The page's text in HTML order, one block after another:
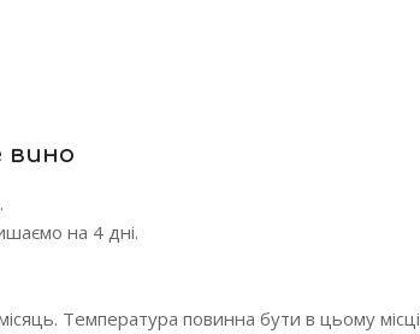
вино
на 4 дні.
Температура повинна бути в цьому місці